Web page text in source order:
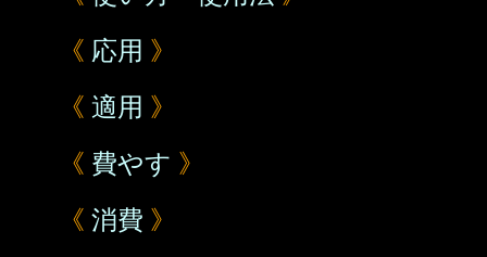
《 応用 》
《 適用 》
《 費やす 》
《 消費 》